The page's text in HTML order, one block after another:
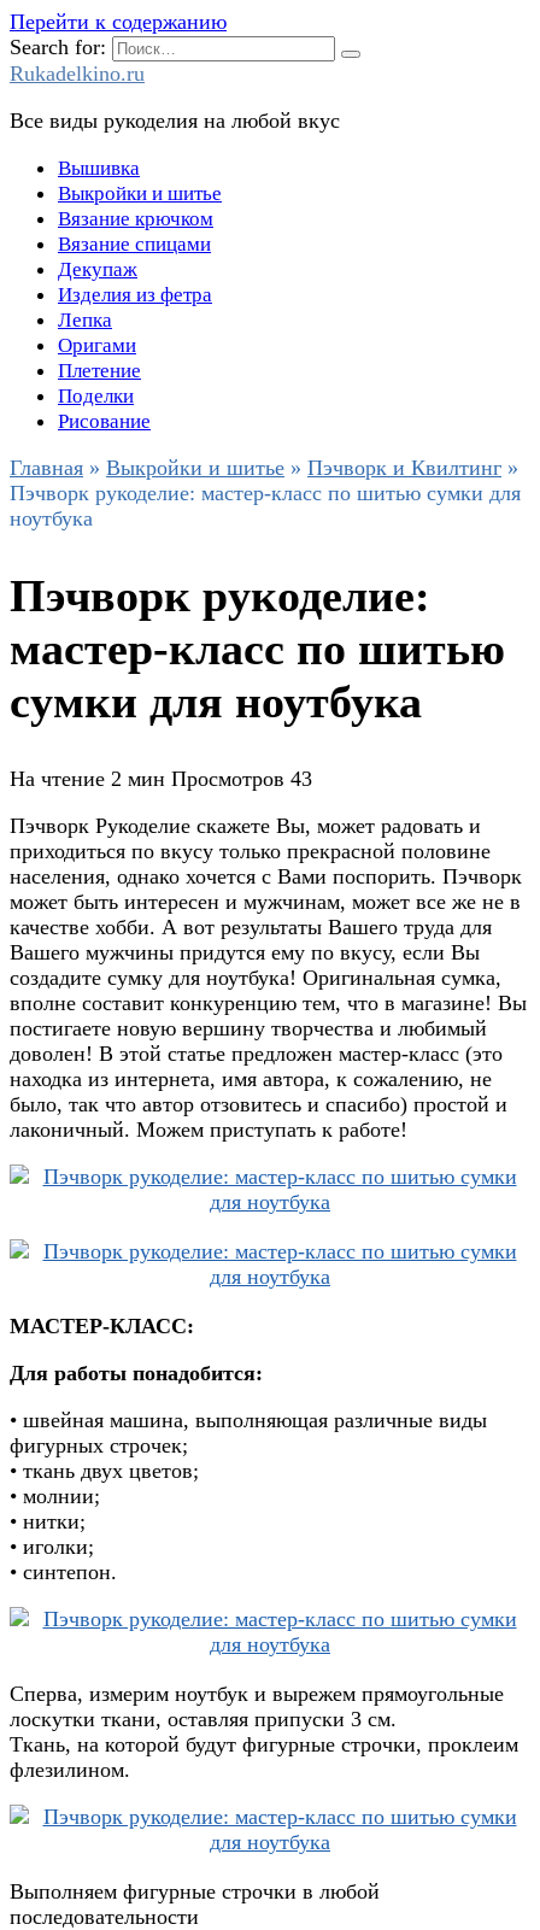
Перейти к содержанию
Search for:
Rukadelkino.ru
Все виды рукоделия на любой вкус
Вышивка
Выкройки и шитье
Вязание крючком
Вязание спицами
Декупаж
Изделия из фетра
Лепка
Оригами
Плетение
Поделки
Рисование
Главная » Выкройки и шитье » Пэчворк и Квилтинг »
Пэчворк рукоделие: мастер-класс по шитью сумки для
ноутбука
Пэчворк рукоделие:
мастер-класс по шитью
сумки для ноутбука
На чтение 2 мин Просмотров 43
Пэчворк Рукоделие скажете Вы, может радовать и
приходиться по вкусу только прекрасной половине
населения, однако хочется с Вами поспорить. Пэчворк
может быть интересен и мужчинам, может все же не в
качестве хобби. А вот результаты Вашего труда для
Вашего мужчины придутся ему по вкусу, если Вы
создадите сумку для ноутбука! Оригинальная сумка,
вполне составит конкуренцию тем, что в магазине! Вы
постигаете новую вершину творчества и любимый
доволен! В этой статье предложен мастер-класс (это
находка из интернета, имя автора, к сожалению, не
было, так что автор отзовитесь и спасибо) простой и
лаконичный. Можем приступать к работе!
МАСТЕР-КЛАСС:
Для работы понадобится:
• швейная машина, выполняющая различные виды
фигурных строчек;
• ткань двух цветов;
• молнии;
• нитки;
• иголки;
• синтепон.
Сперва, измерим ноутбук и вырежем прямоугольные
лоскутки ткани, оставляя припуски 3 см.
Ткань, на которой будут фигурные строчки, проклеим
флезилином.
Выполняем фигурные строчки в любой
последовательности